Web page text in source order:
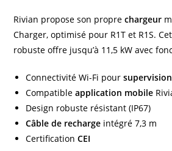
Rivian propose son proprechargeur
Charger, optimisé pour R1T et R1S.
robuste offre jusqu’à 11,5 kW avec
Connectivité Wi-Fi poursupervision
Compatibleapplication mobile
Design robuste résistant (IP67)
Câble de recharge intégré 7,3 m
CertificationCEI